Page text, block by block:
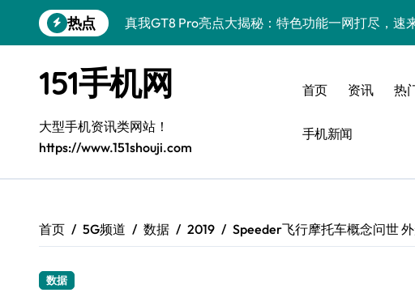
到
热点
真我GT8 Pro亮点大揭秘：特色功能一网打尽，速
OPPO Find X9 Pro深度揭秘：亮点全解析+超实用
vivo S50 Pro mini来袭！小屏旗舰，亮点速览一触即
REDMI K90深度揭秘：超强配置亮点，一文全掌握
三星W26资讯速递：智领未来，一键解锁科技新魅
三星Galaxy Z Fold7：创新科技赋能，折叠旗舰一
151手机网
大型手机资讯类网站！
https://www.151shouji.com
首页 资讯 热
手机新闻
首页 5G频道 数据 2019 Speeder飞行摩托车概念问世
数据